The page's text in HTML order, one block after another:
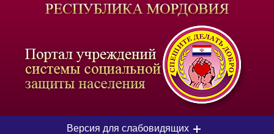
-
Версия для слабовидящих